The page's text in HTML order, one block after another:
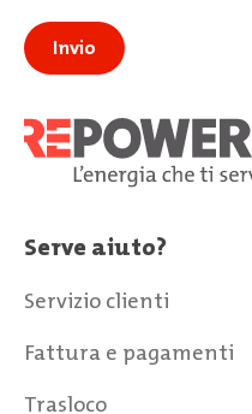
Serve aiuto?
Servizio clienti
Fattura e pagamenti
Trasloco